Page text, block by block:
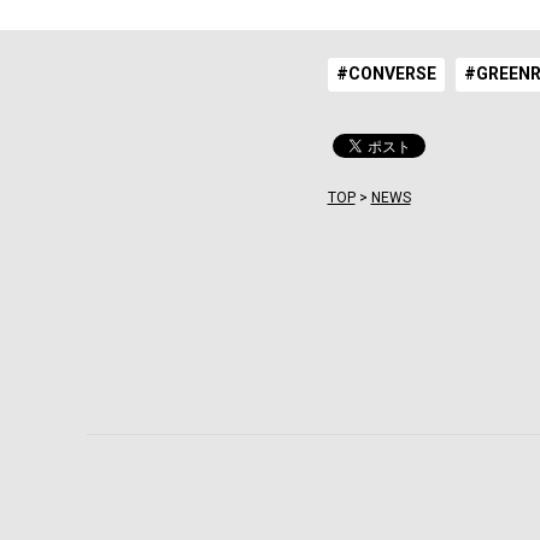
#CONVERSE
TOP> NEWS